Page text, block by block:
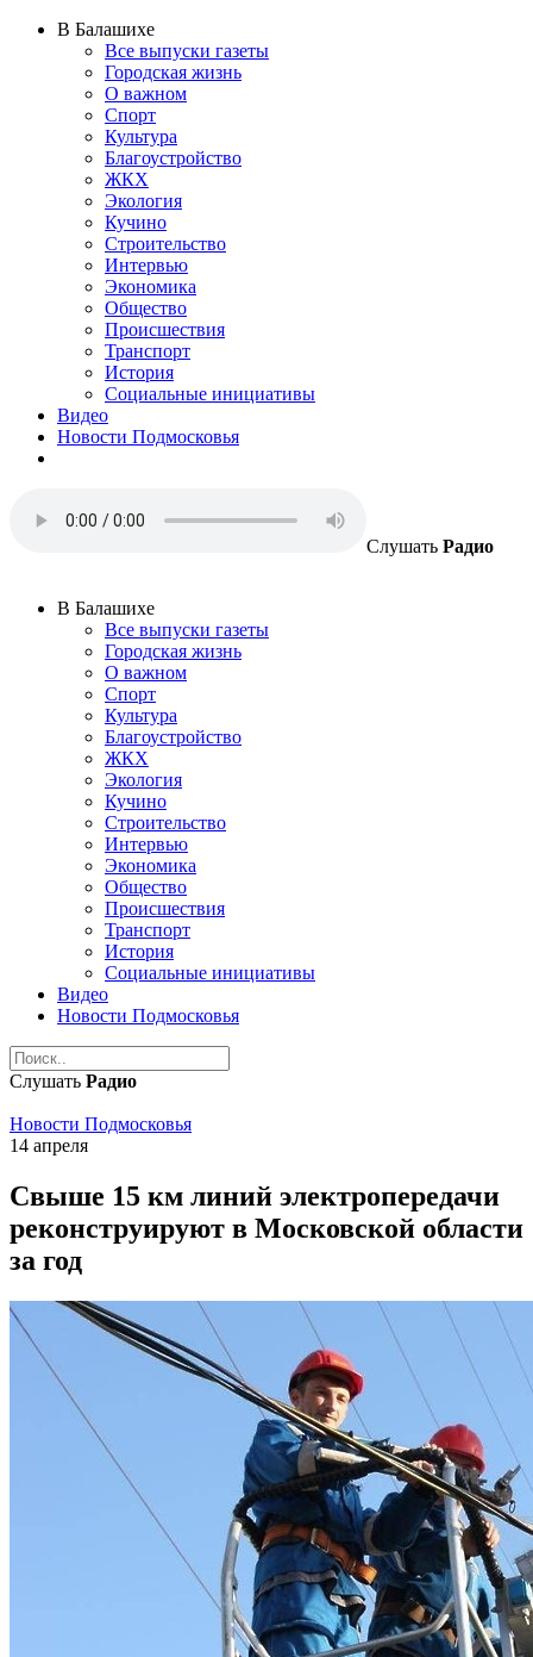
В Балашихе
Все выпуски газеты
Городская жизнь
О важном
Спорт
Культура
Благоустройство
ЖКХ
Экология
Кучино
Строительство
Интервью
Экономика
Общество
Происшествия
Транспорт
История
Социальные инициативы
Видео
Новости Подмосковья
Слушать Радио
В Балашихе
Все выпуски газеты
Городская жизнь
О важном
Спорт
Культура
Благоустройство
ЖКХ
Экология
Кучино
Строительство
Интервью
Экономика
Общество
Происшествия
Транспорт
История
Социальные инициативы
Видео
Новости Подмосковья
Слушать Радио
Новости Подмосковья
14 апреля
Свыше 15 км линий электропередачи
реконструируют в Московской области
за год